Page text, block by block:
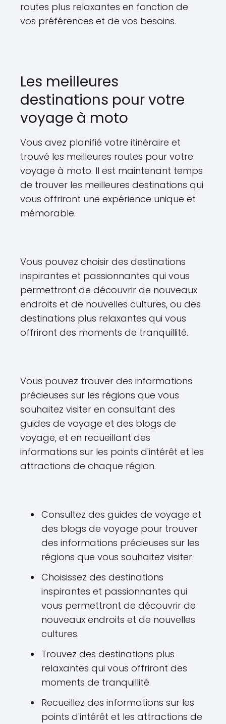
routes plus relaxantes en fonction de
vos préférences et de vos besoins.
Les meilleures
destinations pour votre
voyage à moto
Vous avez planifié votre itinéraire et
trouvé les meilleures routes pour votre
voyage à moto. Il est maintenant temps
de trouver les meilleures destinations qui
vous offriront une expérience unique et
mémorable.
Vous pouvez choisir des destinations
inspirantes et passionnantes qui vous
permettront de découvrir de nouveaux
endroits et de nouvelles cultures, ou des
destinations plus relaxantes qui vous
offriront des moments de tranquillité.
Vous pouvez trouver des informations
précieuses sur les régions que vous
souhaitez visiter en consultant des
guides de voyage et des blogs de
voyage, et en recueillant des
informations sur les points d'intérêt et les
attractions de chaque région.
Consultez des guides de voyage et
des blogs de voyage pour trouver
des informations précieuses sur les
régions que vous souhaitez visiter.
Choisissez des destinations
inspirantes et passionnantes qui
vous permettront de découvrir de
nouveaux endroits et de nouvelles
cultures.
Trouvez des destinations plus
relaxantes qui vous offriront des
moments de tranquillité.
Recueillez des informations sur les
points d'intérêt et les attractions de